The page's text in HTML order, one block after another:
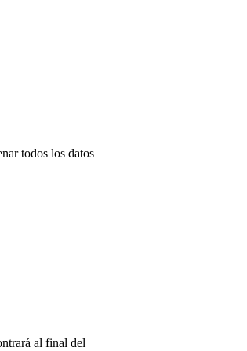
todos los datos
al final del